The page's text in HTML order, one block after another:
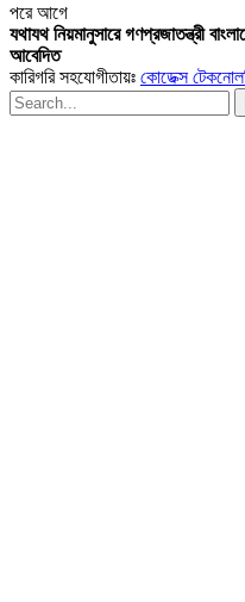
পরেআগে
যথাযথ নিয়মানুসারে গণপ্রজাতন্ত্রী
আবেদিত
কারিগরি সহযোগীতায়ঃ কোডেক্স